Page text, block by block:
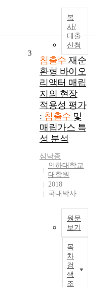
복
사/
대출
신청
3
침출수 재순
환형 바이오
리액터 매립
지의 현장
적용성 평가
: 침출수 및
매립가스 특
성 분석
심낙종
인하대학교
대학원
2018
국내박사
원문
보기
목
차
검
색
조